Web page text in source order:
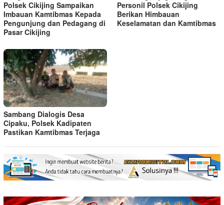
Polsek Cikijing Sampaikan
Imbauan Kamtibmas Kepada
Pengunjung dan Pedagang di
Pasar Cikijing
Personil Polsek Cikijing
Berikan Himbauan
Keselamatan dan Kamtibmas
Sambang Dialogis Desa
Cipaku, Polsek Kadipaten
Pastikan Kamtibmas Terjaga